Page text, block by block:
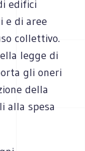
edifici
e di aree
collettivo.
legge di
gli oneri
della
alla spesa